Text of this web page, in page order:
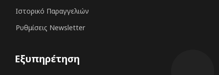
Ιστορικό Παραγγελιών
Ρυθμίσεις Newsletter
Εξυπηρέτηση